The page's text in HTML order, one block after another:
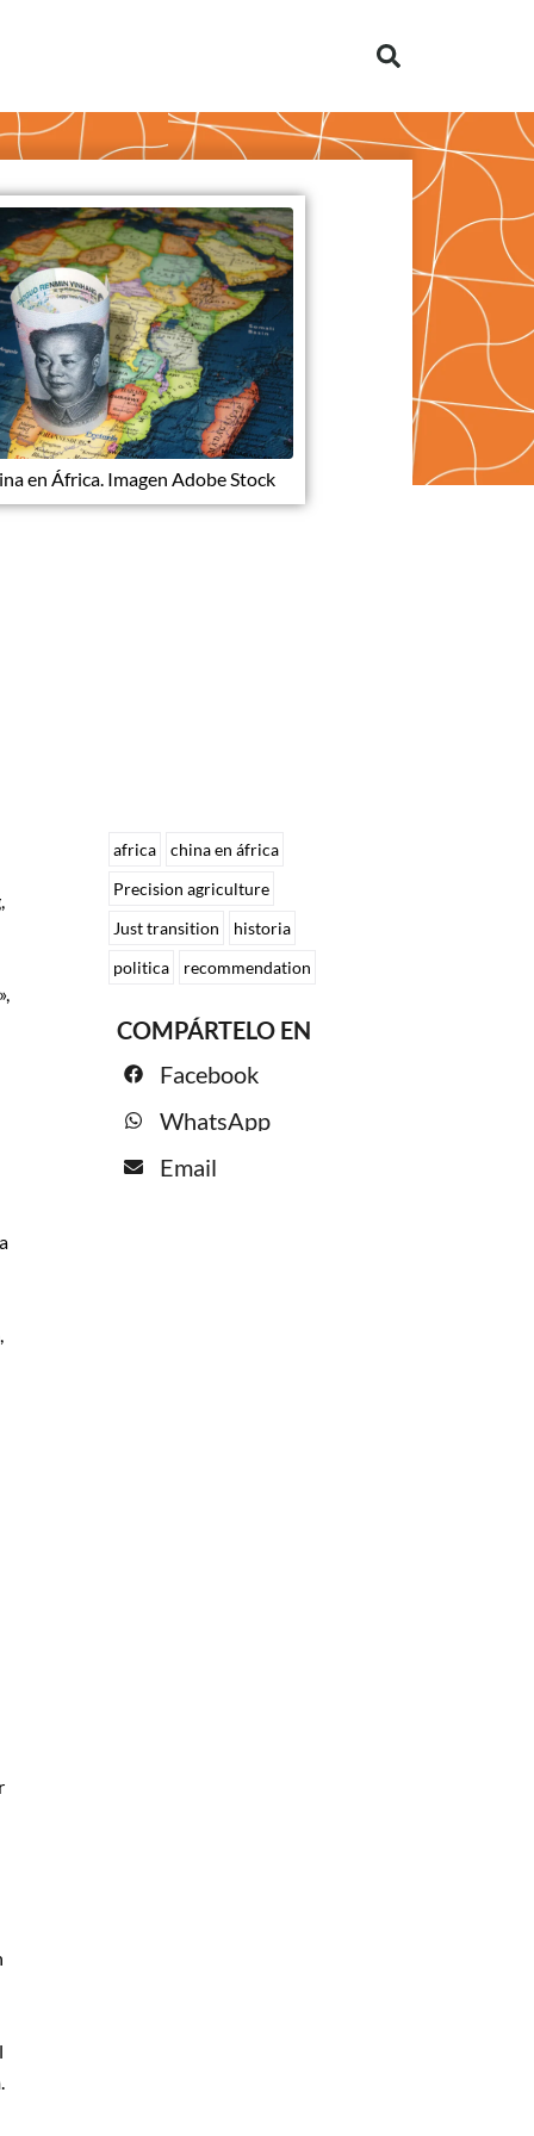
en África. Imagen Adobe Stock
africa
china en áfrica
Precision agriculture
Just transition
historia
politica
recommendation
COMPÁRTELO EN
Facebook
WhatsApp
Email